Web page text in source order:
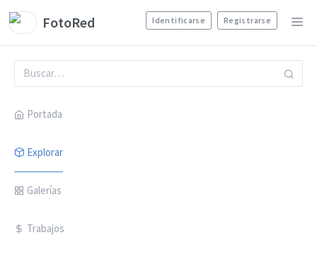
FotoRed Identificarse Registrarse
Portada
Explorar
Galerías
Trabajos